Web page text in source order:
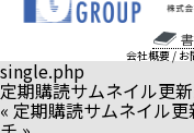
会社概要 / お
single.php
定期購読サムネイル更
« 定期購読サムネイル更